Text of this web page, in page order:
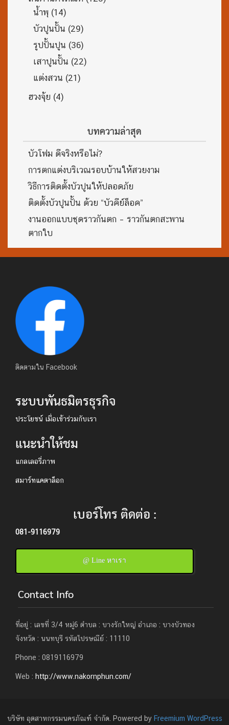
น้ำพุ (14)
บัวปูนปั้น (29)
รูปปั้นปูน (36)
เสาปูนปั้น (22)
แต่งสวน (21)
ฮวงจุ้ย (4)
บทความล่าสุด
บัวโฟม ดีจริงหรือไม่?
การตกแต่งบริเวณรอบบ้านให้สวยงาม
วิธีการติดตั้งบัวปูนให้ปลอดภัย
ติดตั้งบัวปูนปั้น ด้วย “บัวคีย์ล็อค”
งานออกแบบชุดราวกันตก – ราวกันตกสะพาน
ตากใบ
ติดตามใน Facebook
ระบบพันธมิตรธุรกิจ
ประโยชน์ เมื่อเข้าร่วมกับเรา
แนะนำให้ชม
แกลเลอรี่ภาพ
สมาร์ทแคตาล็อก
เบอร์โทร ติดต่อ :
081-9116979
@ Line หาเรา
Contact Info
ที่อยู่ : เลขที่ 3/4 หมู่6 ตำบล : บางรักใหญ่ อำเภอ : บางบัวทอง
จังหวัด : นนทบุรี รหัสไปรษณีย์ : 11110
Phone : 0819116979
Web : http://www.nakornphun.com/
บริษัท อุตสาหกรรมนครภัณฑ์ จำกัด. Powered by Freemium WordPress